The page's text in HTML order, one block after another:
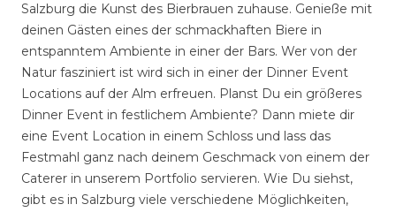
Salzburg die Kunst des Bierbrauen zuhause. Genieße mit
deinen Gästen eines der schmackhaften Biere in
entspanntem Ambiente in einer der Bars. Wer von der
Natur fasziniert ist wird sich in einer der Dinner Event
Locations auf der Alm erfreuen. Planst Du ein größeres
Dinner Event in festlichem Ambiente? Dann miete dir
eine Event Location in einem Schloss und lass das
Festmahl ganz nach deinem Geschmack von einem der
Caterer in unserem Portfolio servieren. Wie Du siehst,
gibt es in Salzburg viele verschiedene Möglichkeiten,